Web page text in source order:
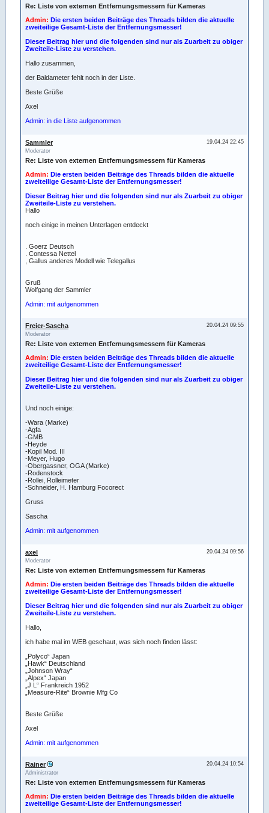
Re: Liste von externen Entfernungsmessern für Kameras
Admin: Die ersten beiden Beiträge des Threads bilden die aktuelle
zweiteilige Gesamt-Liste der Entfernungsmesser!
Dieser Beitrag hier und die folgenden sind nur als Zuarbeit zu obiger
Zweiteile-Liste zu verstehen.
Hallo zusammen,
der Baldameter fehlt noch in der Liste.
Beste Grüße
Axel
Admin: in die Liste aufgenommen
19.04.24 22:45
Sammler
Moderator
Re: Liste von externen Entfernungsmessern für Kameras
Admin: Die ersten beiden Beiträge des Threads bilden die aktuelle
zweiteilige Gesamt-Liste der Entfernungsmesser!
Dieser Beitrag hier und die folgenden sind nur als Zuarbeit zu obiger
Zweiteile-Liste zu verstehen.
Hallo
noch einige in meinen Unterlagen entdeckt
. Goerz Deutsch
. Contessa Nettel
, Gallus anderes Modell wie Telegallus
Gruß
Wolfgang der Sammler
Admin: mit aufgenommen
20.04.24 09:55
Freier-Sascha
Moderator
Re: Liste von externen Entfernungsmessern für Kameras
Admin: Die ersten beiden Beiträge des Threads bilden die aktuelle
zweiteilige Gesamt-Liste der Entfernungsmesser!
Dieser Beitrag hier und die folgenden sind nur als Zuarbeit zu obiger
Zweiteile-Liste zu verstehen.
Und noch einige:
-Wara (Marke)
-Agfa
-GMB
-Heyde
-Kopil Mod. III
-Meyer, Hugo
-Obergassner, OGA (Marke)
-Rodenstock
-Rollei, Rolleimeter
-Schneider, H. Hamburg Focorect
Gruss
Sascha
Admin: mit aufgenommen
20.04.24 09:56
axel
Moderator
Re: Liste von externen Entfernungsmessern für Kameras
Admin: Die ersten beiden Beiträge des Threads bilden die aktuelle
zweiteilige Gesamt-Liste der Entfernungsmesser!
Dieser Beitrag hier und die folgenden sind nur als Zuarbeit zu obiger
Zweiteile-Liste zu verstehen.
Hallo,
ich habe mal im WEB geschaut, was sich noch finden lässt:
„Polyco“ Japan
„Hawk“ Deutschland
„Johnson Wray“
„Alpex“ Japan
„J L“ Frankreich 1952
„Measure-Rite“ Brownie Mfg Co
Beste Grüße
Axel
Admin: mit aufgenommen
20.04.24 10:54
Rainer
Administrator
Re: Liste von externen Entfernungsmessern für Kameras
Admin: Die ersten beiden Beiträge des Threads bilden die aktuelle
zweiteilige Gesamt-Liste der Entfernungsmesser!